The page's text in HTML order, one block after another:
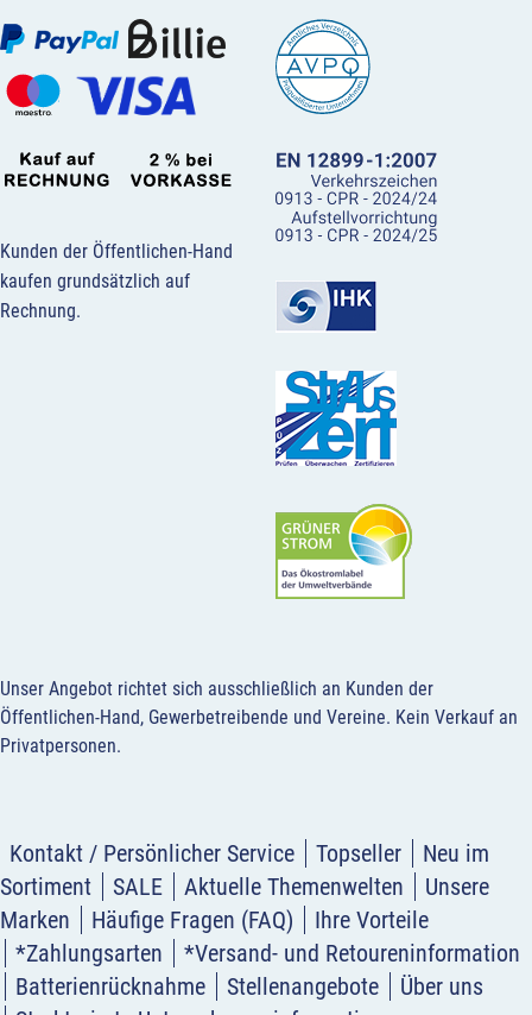
Kunden der Öffentlichen-Hand
kaufen grundsätzlich auf
Rechnung.
Unser Angebot richtet sich ausschließlich an Kunden der
Öffentlichen-Hand, Gewerbetreibende und Vereine. Kein Verkauf an
Privatpersonen.
Kontakt / Persönlicher Service Topseller
Neu im
Sortiment
SALE Aktuelle Themenwelten
Unsere
Marken
Häufige Fragen (FAQ)
Ihre Vorteile
*Zahlungsarten
*Versand- und Retoureninformation
Batterienrücknahme
Stellenangebote
Über uns